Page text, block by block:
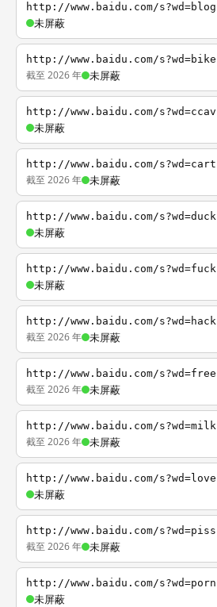
http://www.baidu.com/s?wd=blog
未屏蔽
http://www.baidu.com/s?wd=bike
截至 2026 年 未屏蔽
http://www.baidu.com/s?wd=ccav
未屏蔽
http://www.baidu.com/s?wd=cart
截至 2026 年 未屏蔽
http://www.baidu.com/s?wd=duck
未屏蔽
http://www.baidu.com/s?wd=fuck
未屏蔽
http://www.baidu.com/s?wd=hack
截至 2026 年 未屏蔽
http://www.baidu.com/s?wd=free
截至 2026 年 未屏蔽
http://www.baidu.com/s?wd=milk
截至 2026 年 未屏蔽
http://www.baidu.com/s?wd=love
未屏蔽
http://www.baidu.com/s?wd=piss
截至 2026 年 未屏蔽
http://www.baidu.com/s?wd=porn
未屏蔽